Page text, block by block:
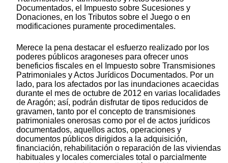
Documentados, el Impuesto sobre Sucesiones y
Donaciones, en los Tributos sobre el Juego o en
modificaciones puramente procedimentales.
Merece la pena destacar el esfuerzo realizado por los
poderes públicos aragoneses para ofrecer unos
beneficios fiscales en el Impuesto sobre Transmisiones
Patrimoniales y Actos Jurídicos Documentados. Por un
lado, para los afectados por las inundaciones acaecidas
durante el mes de octubre de 2012 en varias localidades
de Aragón; así, podrán disfrutar de tipos reducidos de
gravamen, tanto por el concepto de transmisiones
patrimoniales onerosas como por el de actos jurídicos
documentados, aquellos actos, operaciones y
documentos públicos dirigidos a la adquisición,
financiación, rehabilitación o reparación de las viviendas
habituales y locales comerciales total o parcialmente